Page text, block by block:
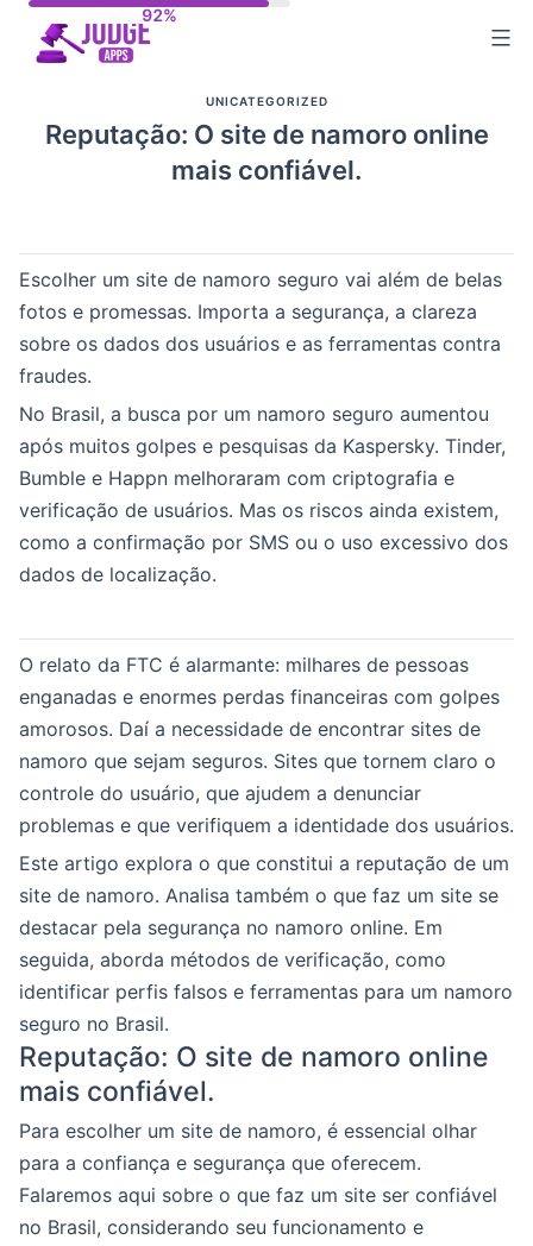
UNICATEGORIZED
Reputação: O site de namoro online
mais confiável.
Escolher um site de namoro seguro vai além de belas
fotos e promessas. Importa a segurança, a clareza
sobre os dados dos usuários e as ferramentas contra
fraudes.
No Brasil, a busca por um namoro seguro aumentou
após muitos golpes e pesquisas da Kaspersky. Tinder,
Bumble e Happn melhoraram com criptografia e
verificação de usuários. Mas os riscos ainda existem,
como a confirmação por SMS ou o uso excessivo dos
dados de localização.
O relato da FTC é alarmante: milhares de pessoas
enganadas e enormes perdas financeiras com golpes
amorosos. Daí a necessidade de encontrar sites de
namoro que sejam seguros. Sites que tornem claro o
controle do usuário, que ajudem a denunciar
problemas e que verifiquem a identidade dos usuários.
Este artigo explora o que constitui a reputação de um
site de namoro. Analisa também o que faz um site se
destacar pela segurança no namoro online. Em
seguida, aborda métodos de verificação, como
identificar perfis falsos e ferramentas para um namoro
seguro no Brasil.
Reputação: O site de namoro online
mais confiável.
Para escolher um site de namoro, é essencial olhar
para a confiança e segurança que oferecem.
Falaremos aqui sobre o que faz um site ser confiável
no Brasil, considerando seu funcionamento e